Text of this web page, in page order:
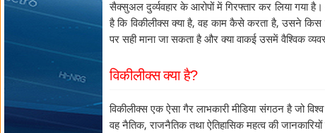
सैक्सुअल दुर्व्यवहार के आरोपों में गिरफ्तार कर लिया
है कि विकीलीक्स क्या है, वह काम कैसे करता है, उसने
पर सही माना जा सकता है और क्या वाकई उसमें वैश्विक
विकीलीक्स क्या है?
विकीलीक्स एक ऐसा गैर लाभकारी मीडिया संगठन है जो
वह नैतिक, राजनैतिक तथा ऐतिहासिक महत्व की